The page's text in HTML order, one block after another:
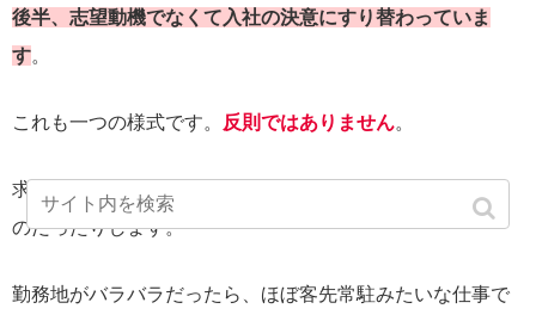
後半、志望動機でなくて入社の決意にすり替わっていま
す。
これも一つの様式です。 反則ではありません。
求人広告がすごくへり下っている場合、人材派遣に近いも
のだったりします。
勤務地がバラバラだったら、ほぼ客先常駐みたいな仕事で